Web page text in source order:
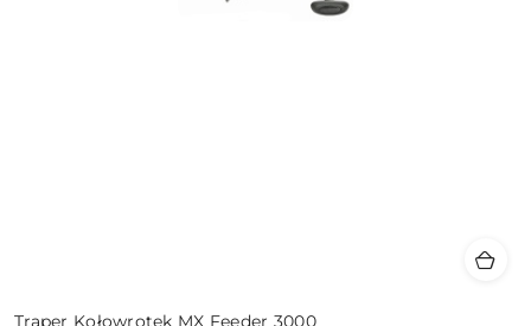
Traper Kołowrotek MX Feeder 3000